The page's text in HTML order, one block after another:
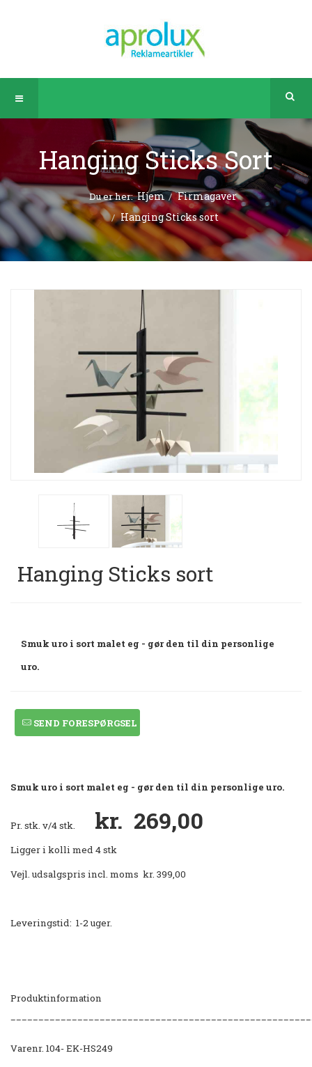
Hanging Sticks Sort
Du er her:Hjem
Firmagaver
Hanging Sticks sort
Hanging Sticks sort
Smuk uro i sort malet eg - gør den til din personlige
uro.
SEND FORESPØRGSEL
Smuk uro i sort malet eg - gør den til din personlige uro.
Pr. stk. v/4 stk. kr. 269,00
Ligger i kolli med 4 stk
Vejl. udsalgspris incl. moms kr. 399,00
Leveringstid: 1-2 uger.
Produktinformation
Varenr. 104- EK-HS249